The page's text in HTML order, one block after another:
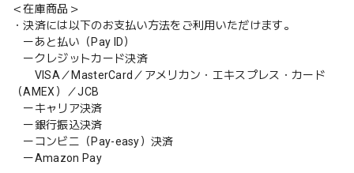
＜在庫商品＞
・決済には以下のお支払い方法をご利用いただけます。
ーあと払い（Pay ID）
ークレジットカード決済
VISA／MasterCard／アメリカン・エキスプレス・カード
（AMEX）／JCB
ーキャリア決済
ー銀行振込決済
ーコンビニ（Pay-easy）決済
ーAmazon Pay